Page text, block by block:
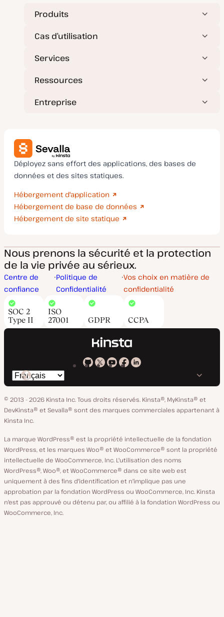
e
à
u
Produits
Cas d’utilisation
Services
Ressources
Entreprise
Déployez sans effort des applications, des bases de
données et des sites statiques.
Hébergement d'application
Hébergement de base de données
Hébergement de site statique
Nous prenons la sécurité et la protection
de la vie privée au sérieux.
Centre de
confiance
Politique de
Confidentialité
Vos choix en matière de
confidentialité
SOC 2
Type II
ISO
27001
GDPR CCPA
Kinsta
GitHub
Kinsta
X
Kinsta
YouTube
Kinsta
Facebook
Kinsta
LinkedIn
Changer
de
langue
© 2013 - 2026 Kinsta Inc. Tous droits réservés. Kinsta®, MyKinsta® et
DevKinsta® et Sevalla® sont des marques commerciales appartenant à
Kinsta Inc.
La marque WordPress® est la propriété intellectuelle de la fondation
WordPress, et les marques Woo® et WooCommerce® sont la propriété
intellectuelle de WooCommerce, Inc. L'utilisation des noms
WordPress®, Woo®, et WooCommerce® dans ce site web est
uniquement à des fins d'identification et n'implique pas une
approbation par la fondation WordPress ou WooCommerce, Inc. Kinsta
n'est pas approuvé ou détenu par, ou affilié à la fondation WordPress ou
WooCommerce, Inc.